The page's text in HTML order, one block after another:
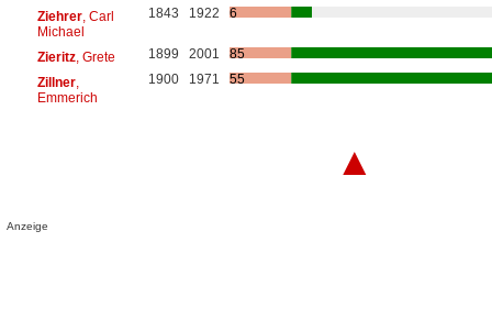
Ziehrer, Carl
Michael
1843 1922 6
Zieritz, Grete 1899 2001
85
Zillner,
Emmerich
1900 1971 55
▲
Anzeige